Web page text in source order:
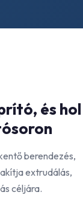
és hol
berendezés,
extrudálás,
céljára.